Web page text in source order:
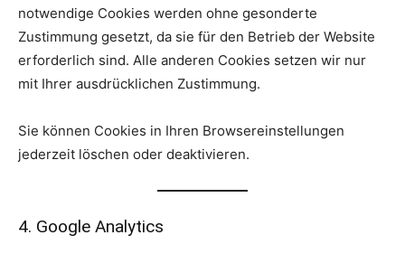
notwendige Cookies werden ohne gesonderte
Zustimmung gesetzt, da sie für den Betrieb der Website
erforderlich sind. Alle anderen Cookies setzen wir nur
mit Ihrer ausdrücklichen Zustimmung.
Sie können Cookies in Ihren Browsereinstellungen
jederzeit löschen oder deaktivieren.
4. Google Analytics